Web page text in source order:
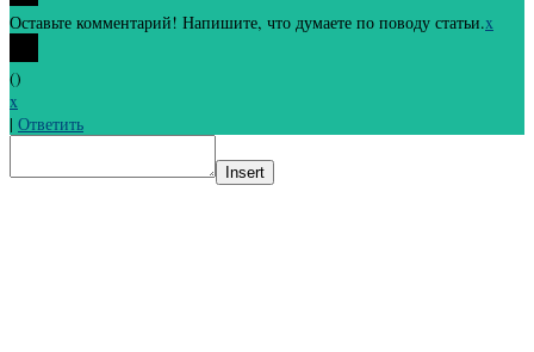
Оставьте комментарий! Напишите, что думаете по поводу статьи.x
()
x
| Ответить
Insert